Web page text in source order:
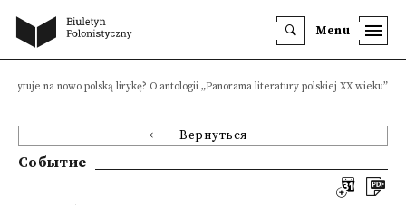
Menu
na nowo polską lirykę? O antologii „Panorama literatury polskiej XX wieku”
Вернуться
Событие